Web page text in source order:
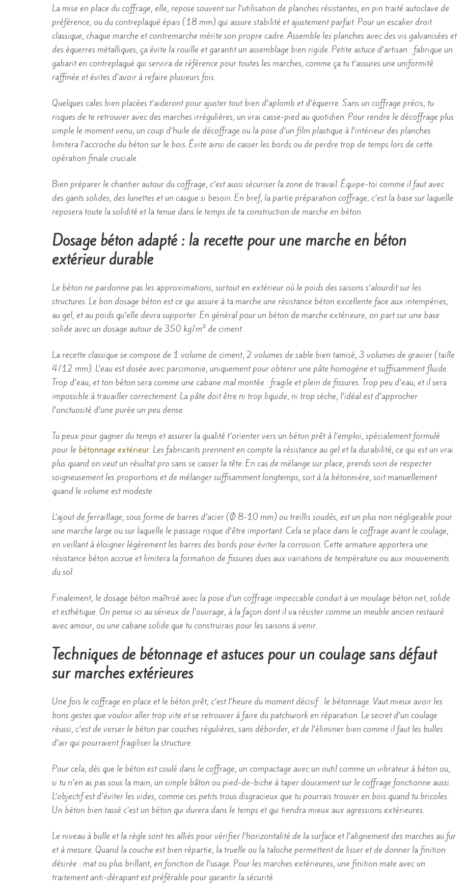
La mise en place du coffrage, elle, repose souvent sur l’utilisation de planches résistantes, en pin traité autoclave de
préférence, ou du contreplaqué épais (18 mm) qui assure stabilité et ajustement parfait. Pour un escalier droit
classique, chaque marche et contremarche mérite son propre cadre. Assemble les planches avec des vis galvanisées et
des équerres métalliques, ça évite la rouille et garantit un assemblage bien rigide. Petite astuce d’artisan : fabrique un
gabarit en contreplaqué qui servira de référence pour toutes les marches, comme ça tu t’assures une uniformité
raffinée et évites d’avoir à refaire plusieurs fois.
Quelques cales bien placées t’aideront pour ajuster tout bien d’aplomb et d’équerre. Sans un coffrage précis, tu
risques de te retrouver avec des marches irrégulières, un vrai casse-pied au quotidien. Pour rendre le décoffrage plus
simple le moment venu, un coup d’huile de décoffrage ou la pose d’un film plastique à l’intérieur des planches
limitera l’accroche du béton sur le bois. Évite ainsi de casser les bords ou de perdre trop de temps lors de cette
opération finale cruciale.
Bien préparer le chantier autour du coffrage, c’est aussi sécuriser la zone de travail. Équipe-toi comme il faut avec
des gants solides, des lunettes et un casque si besoin. En bref, la partie préparation coffrage, c’est la base sur laquelle
reposera toute la solidité et la tenue dans le temps de ta construction de marche en béton.
Dosage béton adapté : la recette pour une marche en béton
extérieur durable
Le béton ne pardonne pas les approximations, surtout en extérieur où le poids des saisons s’alourdit sur les
structures. Le bon dosage béton est ce qui assure à ta marche une résistance béton excellente face aux intempéries,
au gel, et au poids qu’elle devra supporter. En général pour un béton de marche extérieure, on part sur une base
solide avec un dosage autour de 350 kg/m³ de ciment.
La recette classique se compose de 1 volume de ciment, 2 volumes de sable bien tamisé, 3 volumes de gravier (taille
4/12 mm). L’eau est dosée avec parcimonie, uniquement pour obtenir une pâte homogène et suffisamment fluide.
Trop d’eau, et ton béton sera comme une cabane mal montée : fragile et plein de fissures. Trop peu d’eau, et il sera
impossible à travailler correctement. La pâte doit être ni trop liquide, ni trop sèche, l’idéal est d’approcher
l’onctuosité d’une purée un peu dense.
Tu peux pour gagner du temps et assurer la qualité t’orienter vers un béton prêt à l’emploi, spécialement formulé
pour le bétonnage extérieur. Les fabricants prennent en compte la résistance au gel et la durabilité, ce qui est un vrai
plus quand on veut un résultat pro sans se casser la tête. En cas de mélange sur place, prends soin de respecter
soigneusement les proportions et de mélanger suffisamment longtemps, soit à la bétonnière, soit manuellement
quand le volume est modeste.
L’ajout de ferraillage, sous forme de barres d’acier (Ø 8-10 mm) ou treillis soudés, est un plus non négligeable pour
une marche large ou sur laquelle le passage risque d’être important. Cela se place dans le coffrage avant le coulage,
en veillant à éloigner légèrement les barres des bords pour éviter la corrosion. Cette armature apportera une
résistance béton accrue et limitera la formation de fissures dues aux variations de température ou aux mouvements
du sol.
Finalement, le dosage béton maîtrisé avec la pose d’un coffrage impeccable conduit à un moulage béton net, solide
et esthétique. On pense ici au sérieux de l’ouvrage, à la façon dont il va résister comme un meuble ancien restauré
avec amour, ou une cabane solide que tu construirais pour les saisons à venir.
Techniques de bétonnage et astuces pour un coulage sans défaut
sur marches extérieures
Une fois le coffrage en place et le béton prêt, c’est l’heure du moment décisif : le bétonnage. Vaut mieux avoir les
bons gestes que vouloir aller trop vite et se retrouver à faire du patchwork en réparation. Le secret d’un coulage
réussi, c’est de verser le béton par couches régulières, sans déborder, et de l’éliminer bien comme il faut les bulles
d’air qui pourraient fragiliser la structure.
Pour cela, dès que le béton est coulé dans le coffrage, un compactage avec un outil comme un vibrateur à béton ou,
si tu n’en as pas sous la main, un simple bâton ou pied-de-biche à taper doucement sur le coffrage fonctionne aussi.
L’objectif est d’éviter les vides, comme ces petits trous disgracieux que tu pourrais trouver en bois quand tu bricoles.
Un béton bien tassé c’est un béton qui durera dans le temps et qui tiendra mieux aux agressions extérieures.
Le niveau à bulle et la règle sont tes alliés pour vérifier l’horizontalité de la surface et l’alignement des marches au fur
et à mesure. Quand la couche est bien répartie, la truelle ou la taloche permettent de lisser et de donner la finition
désirée : mat ou plus brillant, en fonction de l’usage. Pour les marches extérieures, une finition mate avec un
traitement anti-dérapant est préférable pour garantir la sécurité.